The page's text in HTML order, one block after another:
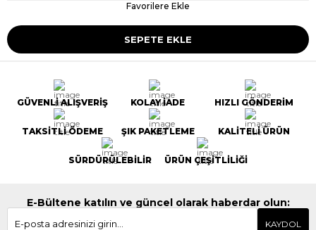
Favorilere Ekle
GÜVENLİ ALIŞVERİŞ KOLAY İADE HIZLI GÖNDERİM
TAKSİTLİ ÖDEME ŞIK PAKETLEME KALİTELİ ÜRÜN
SÜRDÜRÜLEBİLİR ÜRÜN ÇEŞİTLİLİĞİ
E-Bültene katılın ve güncel olarak haberdar olun:
KAYDOL